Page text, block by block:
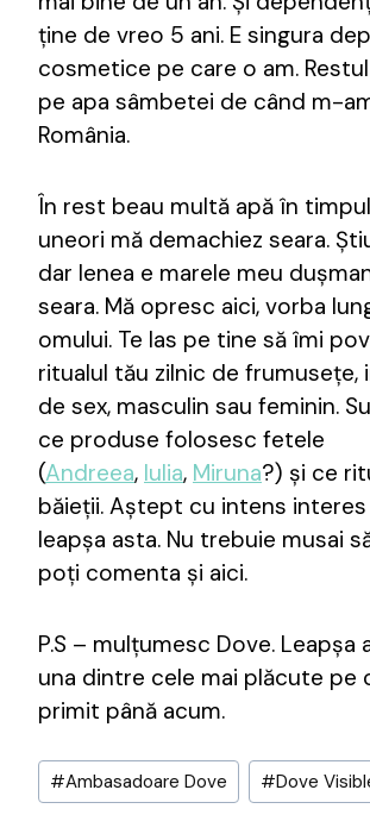
ține de vreo 5 ani. E singura
cosmetice pe care o am.
pe apa sâmbetei de când m-
România.
În rest beau multă apă în
uneori mă demachiez seara.
dar lenea e marele meu
seara. Mă opresc aici, vorba
omului. Te las pe tine să îmi
ritualul tău zilnic de frumusețe,
de sex, masculin sau feminin.
ce produse folosesc fetele
(Andreea, Iulia, Miruna?) și ce
băieții. Aștept cu intens
leapșa asta. Nu trebuie musai
poți comenta și aici.
P.S – mulțumesc Dove. Leapșa
una dintre cele mai plăcute pe
primit până acum.
Post
Tags:
#Ambasadoare Dove #Dove